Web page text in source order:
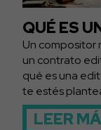
QUÉ ES
Un compositor
un contrato
qué es una
te estés
LEER